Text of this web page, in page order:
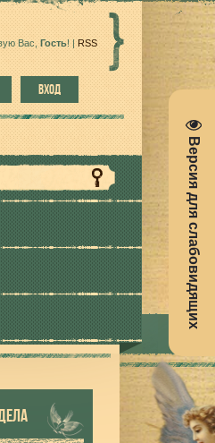
Версия для слабовидящих
Вас Гость! | RSS
ВХОД